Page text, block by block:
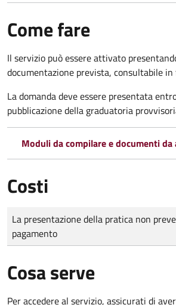
Come fare
Il servizio può essere attivato
documentazione prevista, consultabile in
La domanda deve essere presentata
pubblicazione della graduatoria
Moduli da compilare e documenti da
Costi
Tipo di pagamento
Importo
La presentazione della pratica non
pagamento
Cosa serve
Per accedere al servizio, assicurati di